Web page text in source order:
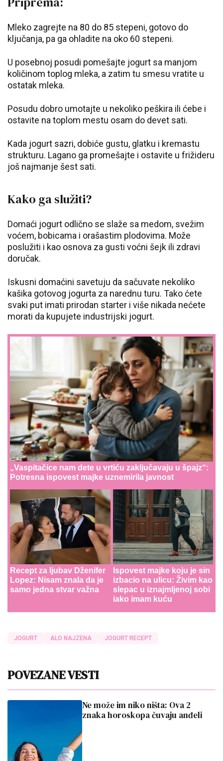
Mleko zagrejte na 80 do 85 stepeni, gotovo do
ključanja, pa ga ohladite na oko 60 stepeni.
U posebnoj posudi pomešajte jogurt sa manjom
količinom toplog mleka, a zatim tu smesu vratite u
ostatak mleka.
Posudu dobro umotajte u nekoliko peškira ili ćebe i
ostavite na toplom mestu osam do devet sati.
Kada jogurt sazri, dobiće gustu, glatku i kremastu
strukturu. Lagano ga promešajte i ostavite u frižideru
još najmanje šest sati.
Kako ga služiti?
Domaći jogurt odlično se slaže sa medom, svežim
voćem, bobicama i orašastim plodovima. Može
poslužiti i kao osnova za gusti voćni šejk ili zdravi
doručak.
Iskusni domaćini savetuju da sačuvate nekoliko
kašika gotovog jogurta za narednu turu. Tako ćete
svaki put imati prirodan starter i više nikada nećete
morati da kupujete industrijski jogurt.
„Vaspitačice nam dete u vrtiću zaključavaju u špajz“:
Potresna ispovest majke uznemirila javnost
Recept za ljubav Dženifer
Lopez: Nisam znala da je
samo jedna stvar važna
Ispovest majke koju je sin
izbacio na ulicu: Živim kao
slepac u iznajmljenoj sobi
iako imam kuću
JOGURT ALO NAJZENA JOGURT RECEPT
POVEZANE VESTI
Ne može im niko ništa: Ova 2
znaka horoskopa čuvaju anđeli